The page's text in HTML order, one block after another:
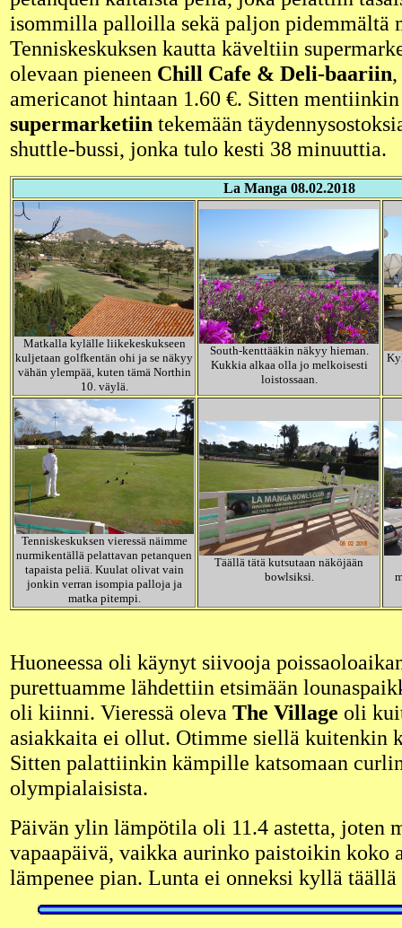
isommilla palloilla sekä paljon pidemmältä
Tenniskeskuksen kautta käveltiin
olevaan pieneen Chill Cafe & Deli-baariin
americanot hintaan 1.60 €. Sitten
supermarketiin tekemään
shuttle-bussi, jonka tulo kesti 38 minuuttia.
La Manga 08.02.2018
Matkalla kylälle liikekeskukseen
kuljetaan golfkentän ohi ja se näkyy
vähän ylempää, kuten tämä Northin
10. väylä.
South-kenttääkin näkyy hieman.
Kukkia alkaa olla jo melkoisesti
loistossaan.
Tenniskeskuksen vieressä näimme
nurmikentällä pelattavan petanquen
tapaista peliä. Kuulat olivat vain
jonkin verran isompia palloja ja
matka pitempi.
Täällä tätä kutsutaan näköjään
bowlsiksi.
Huoneessa oli käynyt siivooja
purettuamme lähdettiin etsimään
oli kiinni. Vieressä oleva The Village oli
asiakkaita ei ollut. Otimme siellä kuitenkin
Sitten palattiinkin kämpille katsomaan
olympialaisista.
Päivän ylin lämpötila oli 11.4 astetta, joten
vapaapäivä, vaikka aurinko paistoikin koko
lämpenee pian. Lunta ei onneksi kyllä täällä